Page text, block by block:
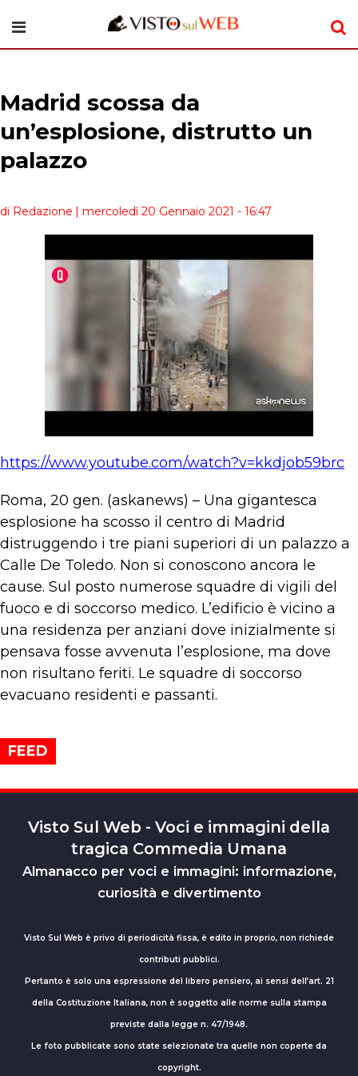
Madrid scossa da
un’esplosione, distrutto un
palazzo
di Redazione | mercoledì 20 Gennaio 2021 - 16:47
https://www.youtube.com/watch?v=kkdjob59brc
Roma, 20 gen. (askanews) – Una gigantesca
esplosione ha scosso il centro di Madrid
distruggendo i tre piani superiori di un palazzo a
Calle De Toledo. Non si conoscono ancora le
cause. Sul posto numerose squadre di vigili del
fuoco e di soccorso medico. L’edificio è vicino a
una residenza per anziani dove inizialmente si
pensava fosse avvenuta l’esplosione, ma dove
non risultano feriti. Le squadre di soccorso
evacuano residenti e passanti.
FEED
Visto Sul Web - Voci e immagini della
tragica Commedia Umana
Almanacco per voci e immagini: informazione,
curiosità e divertimento
Visto Sul Web è privo di periodicità fissa, è edito in proprio, non richiede
contributi pubblici.
Pertanto è solo una espressione del libero pensiero, ai sensi dell’art. 21
della Costituzione Italiana, non è soggetto alle norme sulla stampa
previste dalla legge n. 47/1948.
Le foto pubblicate sono state selezionate tra quelle non coperte da
copyright.